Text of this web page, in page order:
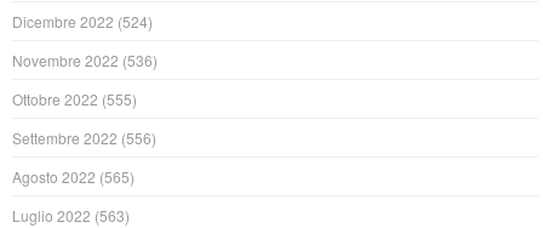
Dicembre 2022 (524)
Novembre 2022 (536)
Ottobre 2022 (555)
Settembre 2022 (556)
Agosto 2022 (565)
Luglio 2022 (563)